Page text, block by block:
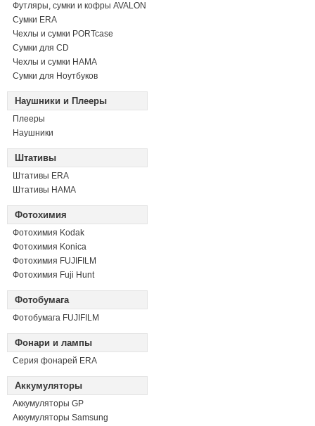
Футляры, сумки и кофры AVALON
Сумки ERA
Чехлы и сумки PORTcase
Сумки для CD
Чехлы и сумки HAMA
Сумки для Ноутбуков
Наушники и Плееры
Плееры
Наушники
Штативы
Штативы ERA
Штативы HAMA
Фотохимия
Фотохимия Kodak
Фотохимия Konica
Фотохимия FUJIFILM
Фотохимия Fuji Hunt
Фотобумага
Фотобумага FUJIFILM
Фонари и лампы
Серия фонарей ERA
Аккумуляторы
Аккумуляторы GP
Аккумуляторы Samsung